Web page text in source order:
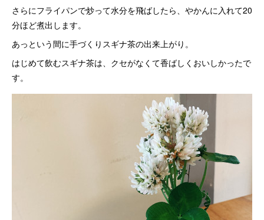
さらにフライパンで炒って水分を飛ばしたら、やかんに入れて20
分ほど煮出します。
あっという間に手づくりスギナ茶の出来上がり。
はじめて飲むスギナ茶は、クセがなくて香ばしくおいしかったで
す。